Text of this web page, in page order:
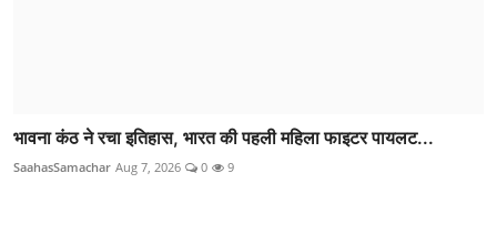
भावना कंठ ने रचा इतिहास, भारत की पहली महिला फाइटर पायलट...
SaahasSamachar Aug 7, 2026 0 9